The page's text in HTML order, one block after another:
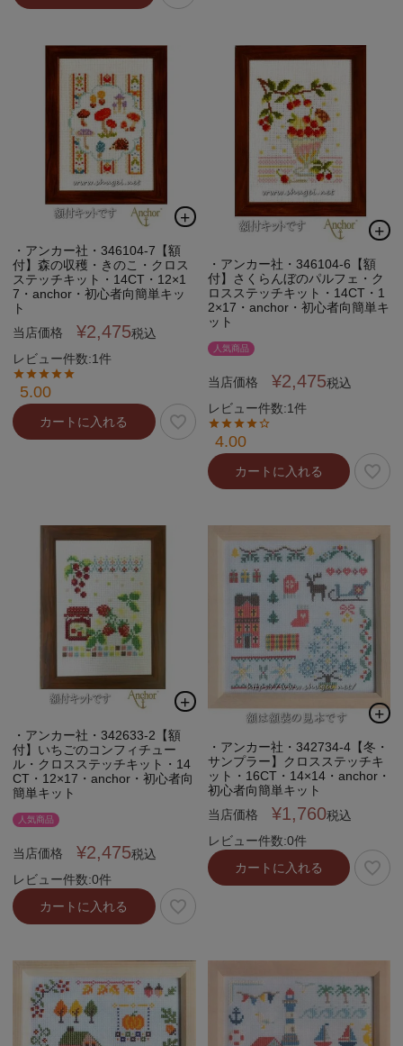
・アンカー社・346104-7【額
付】森の収穫・きのこ・クロス
ステッチキット・14CT・12×1
7・anchor・初心者向簡単キッ
ト
当店価格
¥2,475税込
レビュー件数:1件
5.00
カートに入れる
・アンカー社・346104-6【額
付】さくらんぼのパルフェ・ク
ロスステッチキット・14CT・1
2×17・anchor・初心者向簡単キ
ット
人気商品
当店価格 ¥2,475税込
レビュー件数:1件
4.00
カートに入れる
・アンカー社・342633-2【額
付】いちごのコンフィチュー
ル・クロスステッチキット・14
CT・12×17・anchor・初心者向
簡単キット
人気商品
当店価格 ¥2,475税込
レビュー件数:0件
カートに入れる
・アンカー社・342734-4【冬・
サンプラー】クロスステッチキ
ット・16CT・14×14・anchor・
初心者向簡単キット
当店価格
¥1,760税込
レビュー件数:0件
カートに入れる